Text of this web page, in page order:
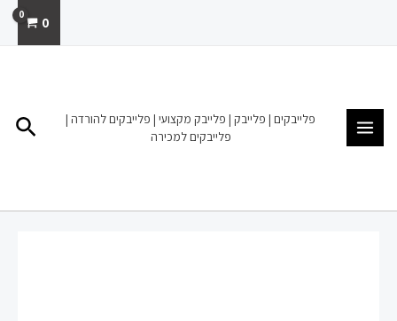
0
פלייבקים | פלייבק | פלייבק מקצועי | פלייבקים להורדה |
פלייבקים למכירה